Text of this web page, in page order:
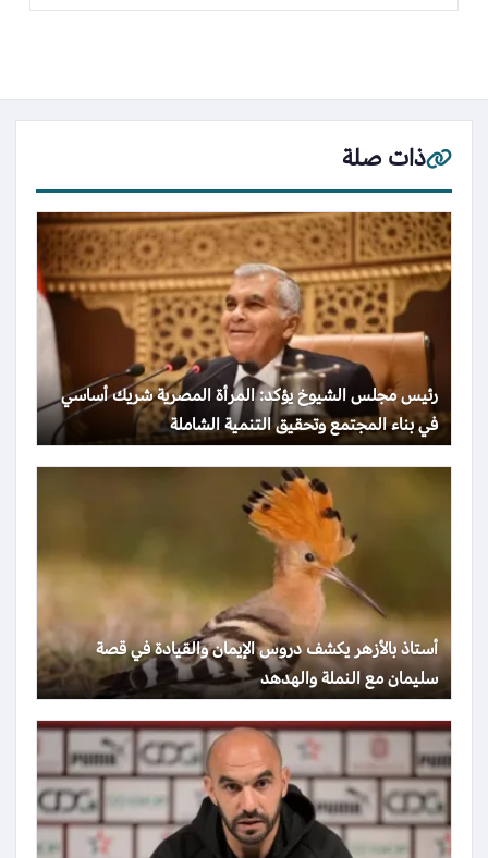
ذات صلة
رئيس مجلس الشيوخ يؤكد: المرأة المصرية شريك أساسي
في بناء المجتمع وتحقيق التنمية الشاملة
أستاذ بالأزهر يكشف دروس الإيمان والقيادة في قصة
سليمان مع النملة والهدهد